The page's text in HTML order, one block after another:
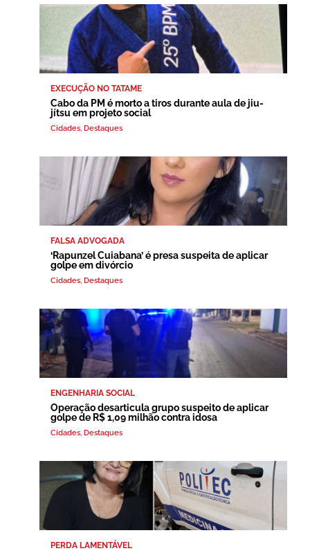
EXECUÇÃO NO TATAME
Cabo da PM é morto a tiros durante aula de jiu-
jítsu em projeto social
Cidades, Destaques
FALSA ADVOGADA
‘Rapunzel Cuiabana’ é presa suspeita de aplicar
golpe em divórcio
Cidades, Destaques
ENGENHARIA SOCIAL
Operação desarticula grupo suspeito de aplicar
golpe de R$ 1,09 milhão contra idosa
Cidades, Destaques
PERDA LAMENTÁVEL